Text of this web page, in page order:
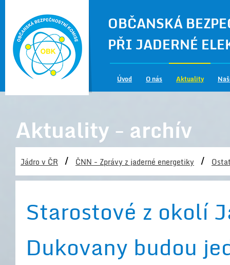
OBČANSKÁ
PŘI JADERNÉ
Úvod O nás Aktuality
Aktuality - archív
Jádro v ČR / ČNN - Zprávy z jaderné energetiky /
Starostové z okolí
Dukovany budou